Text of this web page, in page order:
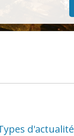
d'actualité